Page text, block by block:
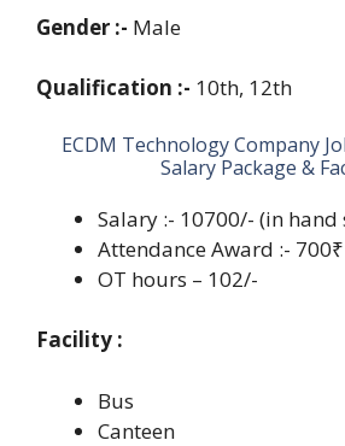
Gender :- Male
Qualification :- 10th, 12th
ECDM Technology Company
Salary Package &
Salary :- 10700/- (in hand
Attendance Award :- 700₹
OT hours – 102/-
Facility :
Bus
Canteen